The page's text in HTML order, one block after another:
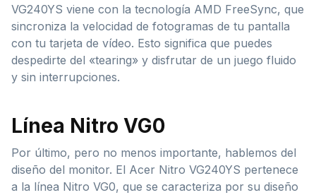
VG240YS viene con la tecnología AMD FreeSync, que
sincroniza la velocidad de fotogramas de tu pantalla
con tu tarjeta de vídeo. Esto significa que puedes
despedirte del «tearing» y disfrutar de un juego fluido
y sin interrupciones.
Línea Nitro VG0
Por último, pero no menos importante, hablemos del
diseño del monitor. El Acer Nitro VG240YS pertenece
a la línea Nitro VG0, que se caracteriza por su diseño